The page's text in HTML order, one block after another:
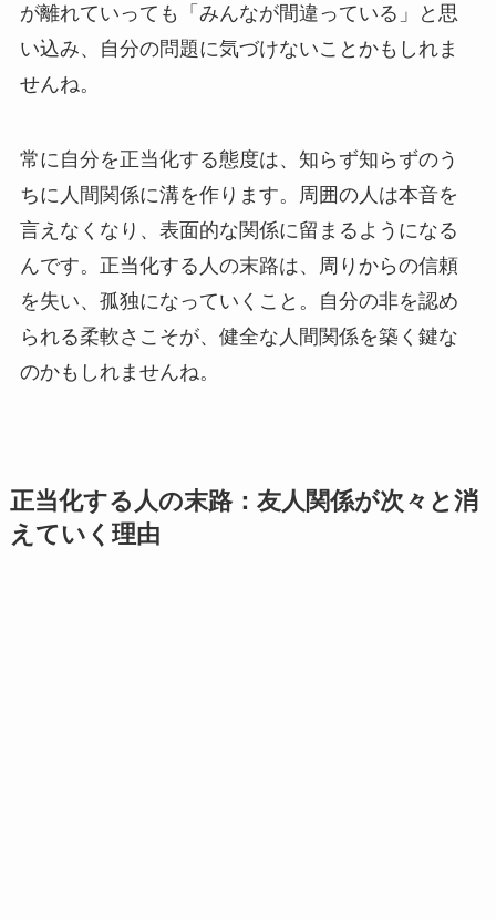
が離れていっても「みんなが間違っている」と思
い込み、自分の問題に気づけないことかもしれま
せんね。
常に自分を正当化する態度は、知らず知らずのう
ちに人間関係に溝を作ります。周囲の人は本音を
言えなくなり、表面的な関係に留まるようになる
んです。正当化する人の末路は、周りからの信頼
を失い、孤独になっていくこと。自分の非を認め
られる柔軟さこそが、健全な人間関係を築く鍵な
のかもしれませんね。
正当化する人の末路：友人関係が次々と消
えていく理由